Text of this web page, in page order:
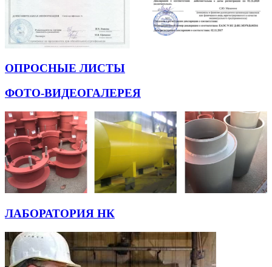
ОПРОСНЫЕ ЛИСТЫ
ФОТО-ВИДЕОГАЛЕРЕЯ
ЛАБОРАТОРИЯ НК